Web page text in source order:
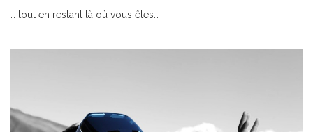
… tout en restant là où vous êtes…